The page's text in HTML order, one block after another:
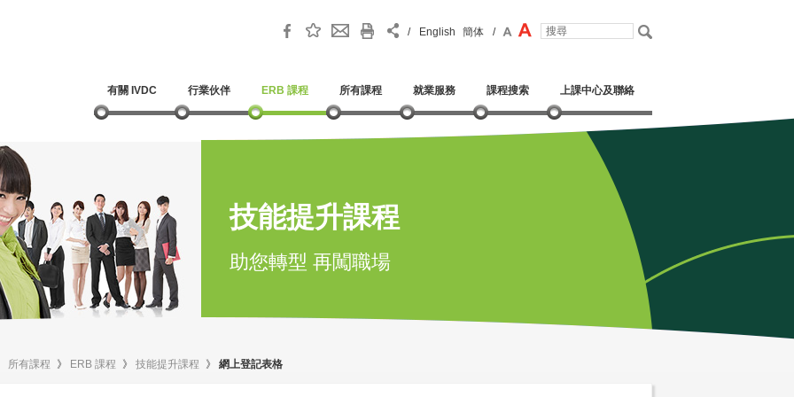
/ English 簡体 /
有關 IVDC 行業伙伴 ERB 課程 所有課程 就業服務 課程搜索 上課中心及聯絡
技能提升課程
助您轉型 再闖職場
所有課程 》 ERB 課程 》 技能提升課程 》 網上登記表格